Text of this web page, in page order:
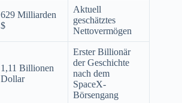
629 Milliarden
$
Aktuell
geschätztes
Nettovermögen
1,11 Billionen
Dollar
Erster Billionär
der Geschichte
nach dem
SpaceX-
Börsengang